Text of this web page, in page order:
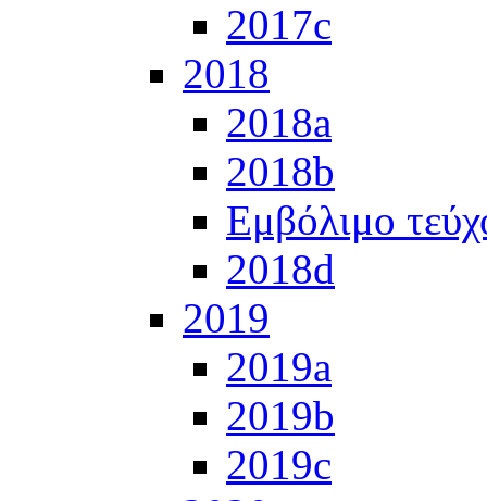
2017c
2018
2018a
2018b
Εμβόλιμο
2018d
2019
2019a
2019b
2019c